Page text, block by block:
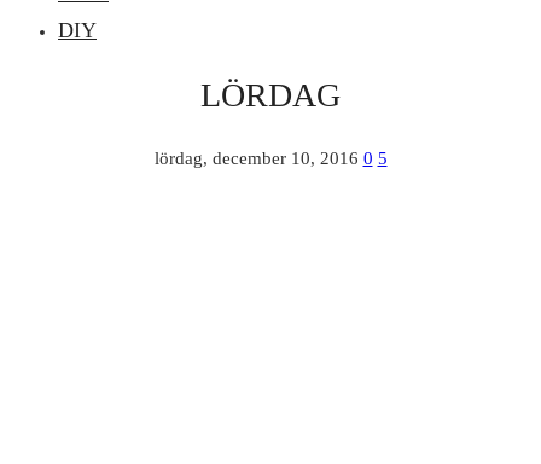
DIY
LÖRDAG
lördag, december 10, 2016 0 5